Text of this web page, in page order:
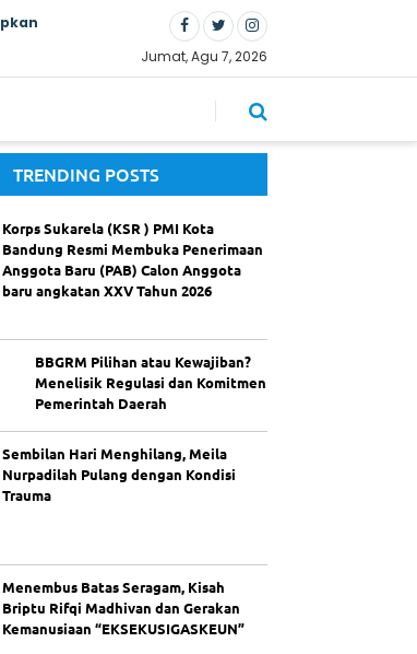
Jumat, Agu 7, 2026
TRENDING POSTS
Korps Sukarela (KSR ) PMI Kota
Bandung Resmi Membuka Penerimaan
Anggota Baru (PAB) Calon Anggota
baru angkatan XXV Tahun 2026
BBGRM Pilihan atau Kewajiban?
Menelisik Regulasi dan Komitmen
Pemerintah Daerah
Sembilan Hari Menghilang, Meila
Nurpadilah Pulang dengan Kondisi
Trauma
Menembus Batas Seragam, Kisah
Briptu Rifqi Madhivan dan Gerakan
Kemanusiaan “EKSEKUSIGASKEUN”